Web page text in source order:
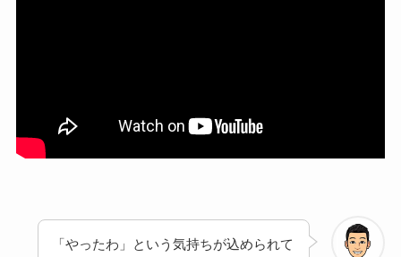
「やったわ」という気持ちが込められて